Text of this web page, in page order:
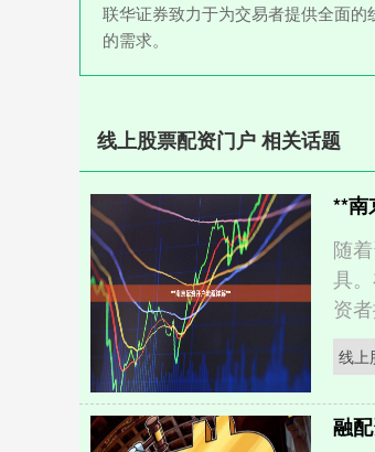
联华证券致力于为交易者提供全面
的需求。
线上股票配资门户 相关话题
**南
随
具
资
线上
融